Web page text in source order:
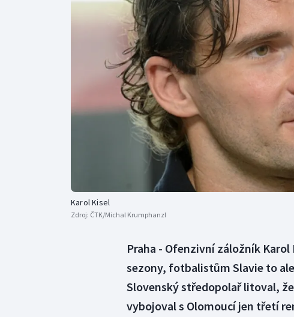
Curling
Dostihy
Florbal
Futsal
Golf
Gymnastika
Karol Kisel
Zdroj: ČTK/Michal Krumphanzl
Praha - Ofenzivní záložník
sezony, fotbalistům Slavie to
Slovenský středopolař litoval,
vybojoval s Olomoucí jen třetí